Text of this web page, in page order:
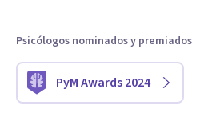
Psicólogos nominados y premiados
PyM Awards 2024